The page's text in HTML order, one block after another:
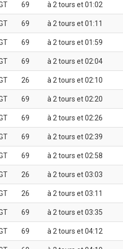
69 à 2 tours et 01:02
69 à 2 tours et 01:11
69 à 2 tours et 01:59
69 à 2 tours et 02:04
26 à 2 tours et 02:10
69 à 2 tours et 02:20
69 à 2 tours et 02:26
69 à 2 tours et 02:39
69 à 2 tours et 02:58
26 à 2 tours et 03:03
26 à 2 tours et 03:11
69 à 2 tours et 03:35
69 à 2 tours et 04:12